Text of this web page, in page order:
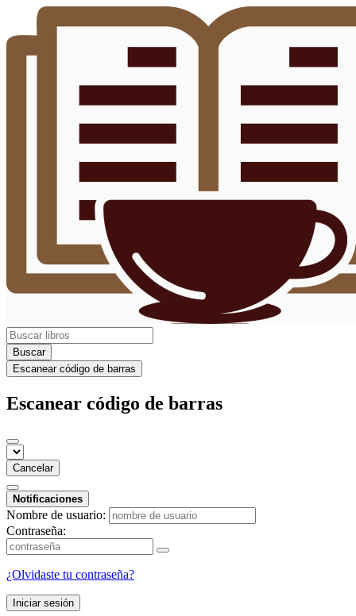
Buscar
Escanear código de barras
Escanear código de barras
Cancelar
Notificaciones
Nombre de usuario:
Contraseña:
¿Olvidaste tu contraseña?
Iniciar sesión